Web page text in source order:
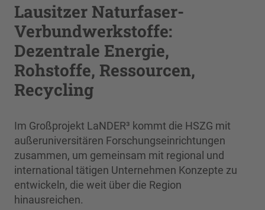
Lausitzer Naturfaser-
Verbundwerkstoffe:
Dezentrale Energie,
Rohstoffe, Ressourcen,
Recycling
Im Großprojekt LaNDER³ kommt die HSZG mit
außeruniversitären Forschungseinrichtungen
zusammen, um gemeinsam mit regional und
international tätigen Unternehmen Konzepte zu
entwickeln, die weit über die Region
hinausreichen.